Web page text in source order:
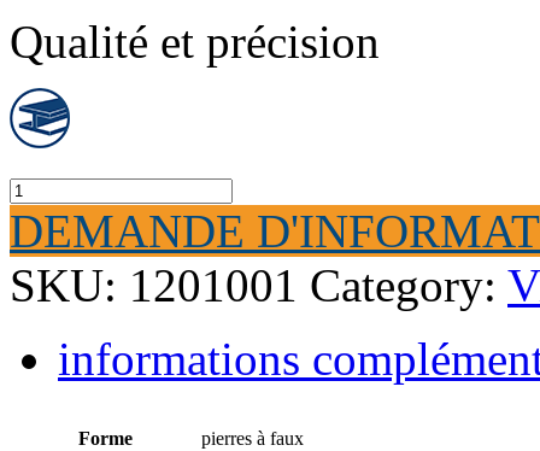
Qualité et précision
PIERRES
A
FAUX
quantity
DEMANDE
SKU: 1201001 Category:
informations
Forme pierres à faux